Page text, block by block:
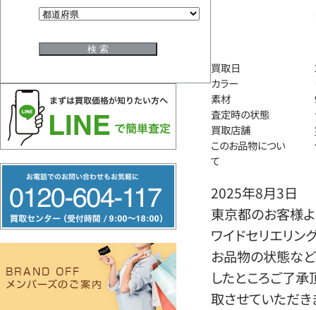
リ
ー
ヤ
買取日
カラー
素材
査定時の状態
買取店舗
このお品物につい
て
2025年8月3日
東京都のお客様よ
ワイドセリエリン
お品物の状態など
したところご了
取させていただき